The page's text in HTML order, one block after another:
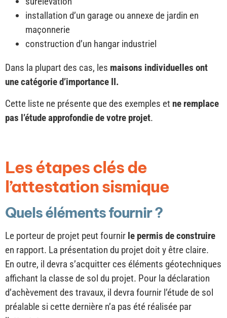
installation d’un garage ou annexe de jardin en
maçonnerie
construction d’un hangar industriel
Dans la plupart des cas, les maisons individuelles ont
une catégorie d’importance II.
Cette liste ne présente que des exemples et ne remplace
pas l’étude approfondie de votre projet.
Les étapes clés de
l’attestation sismique
Quels éléments fournir ?
Le porteur de projet peut fournir le permis de construire
en rapport. La présentation du projet doit y être claire.
En outre, il devra s’acquitter ces éléments géotechniques
affichant la classe de sol du projet. Pour la déclaration
d’achèvement des travaux, il devra fournir l’étude de sol
préalable si cette dernière n’a pas été réalisée par